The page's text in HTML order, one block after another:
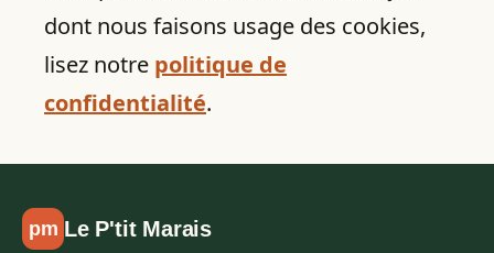
dont nous faisons usage des cookies,
lisez notre politique de
confidentialité.
pm Le P'tit Marais